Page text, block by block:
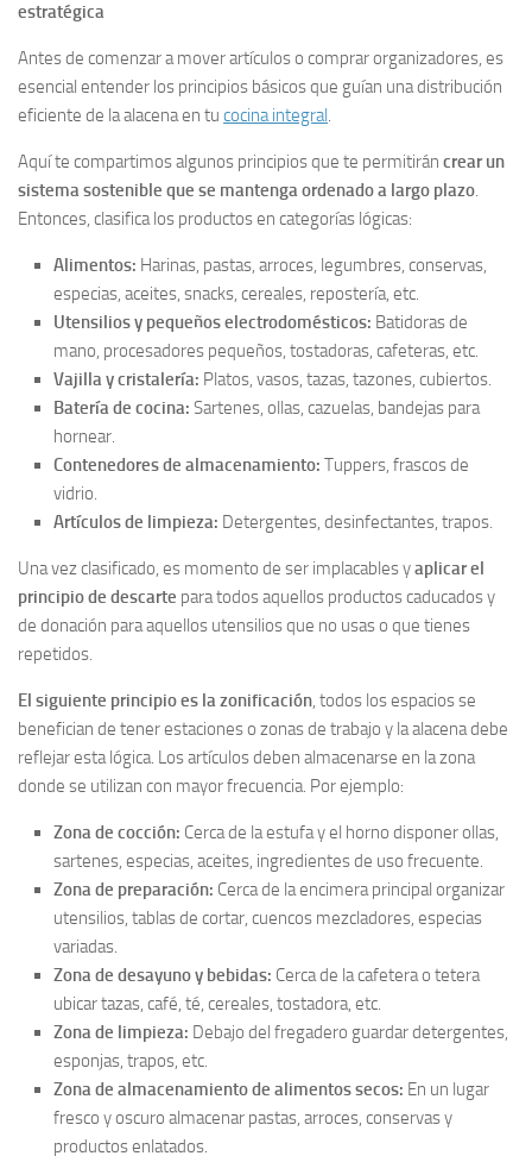
estratégica
Antes de comenzar a mover artículos o comprar organizadores, es
esencial entender los principios básicos que guían una distribución
eficiente de la alacena en tu cocina integral.
Aquí te compartimos algunos principios que te permitirán crear un
sistema sostenible que se mantenga ordenado a largo plazo.
Entonces, clasifica los productos en categorías lógicas:
Alimentos: Harinas, pastas, arroces, legumbres, conservas,
especias, aceites, snacks, cereales, repostería, etc.
Utensilios y pequeños electrodomésticos: Batidoras de
mano, procesadores pequeños, tostadoras, cafeteras, etc.
Vajilla y cristalería: Platos, vasos, tazas, tazones, cubiertos.
Batería de cocina: Sartenes, ollas, cazuelas, bandejas para
hornear.
Contenedores de almacenamiento: Tuppers, frascos de
vidrio.
Artículos de limpieza: Detergentes, desinfectantes, trapos.
Una vez clasificado, es momento de ser implacables yaplicar el
principio de descarte para todos aquellos productos caducados y
de donación para aquellos utensilios que no usas o que tienes
repetidos.
El siguiente principio es la zonificación, todos los espacios se
benefician de tener estaciones o zonas de trabajo y la alacena debe
reflejar esta lógica. Los artículos deben almacenarse en la zona
donde se utilizan con mayor frecuencia. Por ejemplo:
Zona de cocción: Cerca de la estufa y el horno disponer ollas,
sartenes, especias, aceites, ingredientes de uso frecuente.
Zona de preparación: Cerca de la encimera principal organizar
utensilios, tablas de cortar, cuencos mezcladores, especias
variadas.
Zona de desayuno y bebidas: Cerca de la cafetera o tetera
ubicar tazas, café, té, cereales, tostadora, etc.
Zona de limpieza: Debajo del fregadero guardar detergentes,
esponjas, trapos, etc.
Zona de almacenamiento de alimentos secos: En un lugar
fresco y oscuro almacenar pastas, arroces, conservas y
productos enlatados.